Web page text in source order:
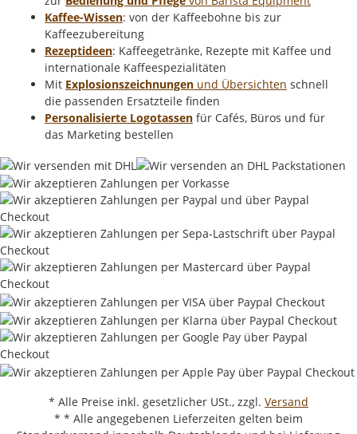
Kaffee-Wissen: von der Kaffeebohne bis zur
Kaffeezubereitung
Rezeptideen: Kaffeegetränke, Rezepte mit Kaffee und
internationale Kaffeespezialitäten
Mit Explosionszeichnungen und Übersichten schnell
die passenden Ersatzteile finden
Personalisierte Logotassen für Cafés, Büros und für
das Marketing bestellen
* Alle Preise inkl. gesetzlicher USt., zzgl. Versand
* * Alle angegebenen Lieferzeiten gelten beim